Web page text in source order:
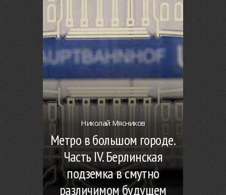
Николай Мясников
Метро в большом городе.
Часть IV. Берлинская
подземка в смутно
различимом будущем